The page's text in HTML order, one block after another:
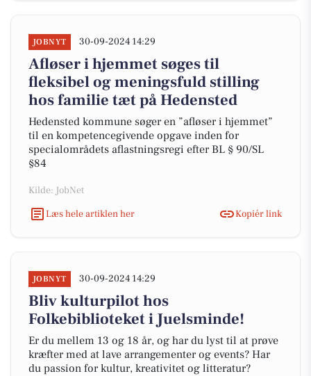
JOBNYT 30-09-2024 14:29
Afløser i hjemmet søges til
fleksibel og meningsfuld stilling
hos familie tæt på Hedensted
Hedensted kommune søger en ”afløser i hjemmet”
til en kompetencegivende opgave inden for
specialområdets aflastningsregi efter BL § 90/SL
§84
Kilde: JobNet
Læs hele artiklen her
Kopiér link
JOBNYT 30-09-2024 14:29
Bliv kulturpilot hos
Folkebiblioteket i Juelsminde!
Er du mellem 13 og 18 år, og har du lyst til at prøve
kræfter med at lave arrangementer og events? Har
du passion for kultur, kreativitet og litteratur?